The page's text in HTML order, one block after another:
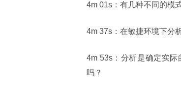
4m 01s：有几种不同的模
4m 37s：在敏捷环境下分
4m 53s：分析是确定实
吗？